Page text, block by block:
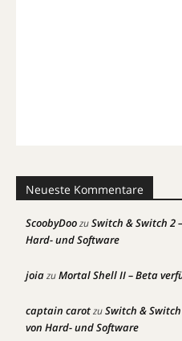
Neueste Kommentare
ScoobyDoozuSwitch & Switch 2
Hard- und Software
joiazuMortal Shell II – Beta
captain carotzuSwitch &
von Hard- und Software